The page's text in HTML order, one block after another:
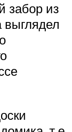
забор из
выглядел